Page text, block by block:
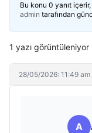
Bu konu 0 yanıt
admin tarafından
1 yazı görüntüleniyor
28/05/2026: 11:49 am
A